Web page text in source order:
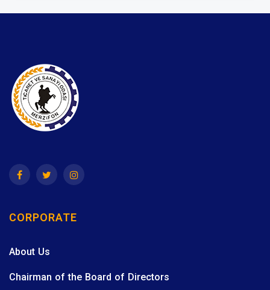
CORPORATE
About Us
Chairman of the Board of Directors